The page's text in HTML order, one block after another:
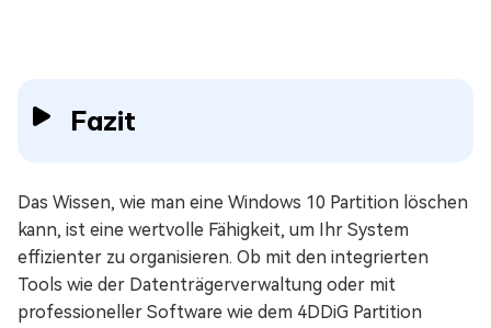
Fazit
Das Wissen, wie man eine Windows 10 Partition löschen
kann, ist eine wertvolle Fähigkeit, um Ihr System
effizienter zu organisieren. Ob mit den integrierten
Tools wie der Datenträgerverwaltung oder mit
professioneller Software wie dem 4DDiG Partition